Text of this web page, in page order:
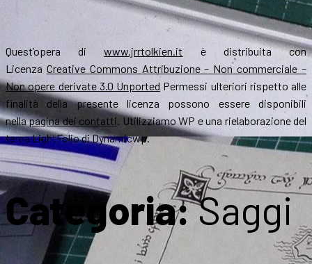
Quest’opera diwww.jrrtolkien.it è distribuita con
Licenza Creative Commons Attribuzione – Non commerciale –
Non opere derivate 3.0 Unported Permessi ulteriori rispetto alle
finalità della presente licenza possono essere disponibili
nellapagina dei contatti. Utilizziamo WP e una rielaborazione del
tema LightFolio di Dynamicwp.
Categoria:Saggi